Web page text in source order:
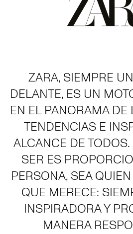
ZARA, SIEMPRE
DELANTE, ES UN
EN EL PANORAMA
TENDENCIAS E
ALCANCE DE
SER ES
PERSONA, SEA
QUE MERECE:
INSPIRADORA Y
MANERA